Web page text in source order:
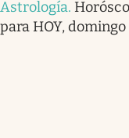
Astrología.
para HOY,